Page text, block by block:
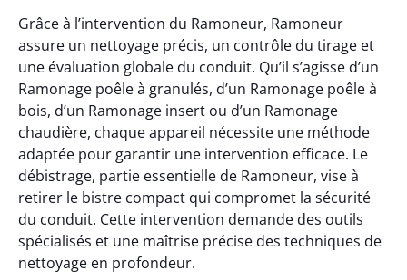
Grâce à l’intervention du Ramoneur, Ramoneur
assure un nettoyage précis, un contrôle du tirage et
une évaluation globale du conduit. Qu’il s’agisse d’un
Ramonage poêle à granulés, d’un Ramonage poêle à
bois, d’un Ramonage insert ou d’un Ramonage
chaudière, chaque appareil nécessite une méthode
adaptée pour garantir une intervention efficace. Le
débistrage, partie essentielle de Ramoneur, vise à
retirer le bistre compact qui compromet la sécurité
du conduit. Cette intervention demande des outils
spécialisés et une maîtrise précise des techniques de
nettoyage en profondeur.